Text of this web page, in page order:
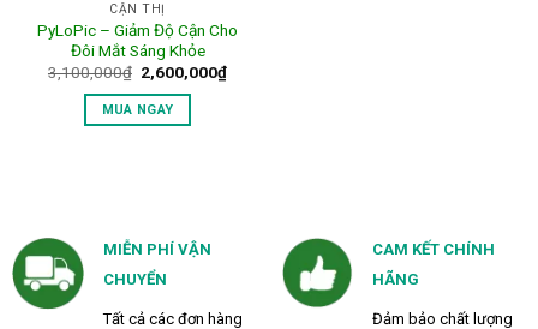
CẬN THỊ
PyLoPic – Giảm Độ Cận Cho
Đôi Mắt Sáng Khỏe
3,100,000₫ Giá
gốc
là:
3,100,000₫.
2,600,000₫Giá
MUA NGAY
MIỄN PHÍ VẬN
CHUYỂN
Tất cả các đơn hàng
CAM KẾT CHÍNH
HÃNG
Đảm bảo chất lượng